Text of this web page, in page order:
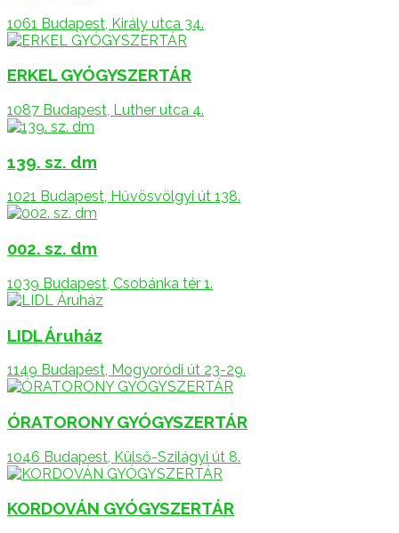
1061 Budapest, Király utca 34.
ERKEL GYÓGYSZERTÁR
1087 Budapest, Luther utca 4.
139. sz. dm
1021 Budapest, Hűvösvölgyi út 138.
002. sz. dm
1039 Budapest, Csobánka tér 1.
LIDL Áruház
1149 Budapest, Mogyoródi út 23-29.
ÓRATORONY GYÓGYSZERTÁR
1046 Budapest, Külső-Szilágyi út 8.
KORDOVÁN GYÓGYSZERTÁR